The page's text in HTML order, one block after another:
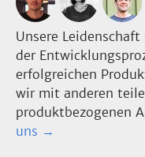
Unsere
der
erfolgreichen
wir mit anderen
produktbezogenen
uns →